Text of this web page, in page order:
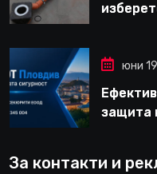
юни
защита
За контакти и